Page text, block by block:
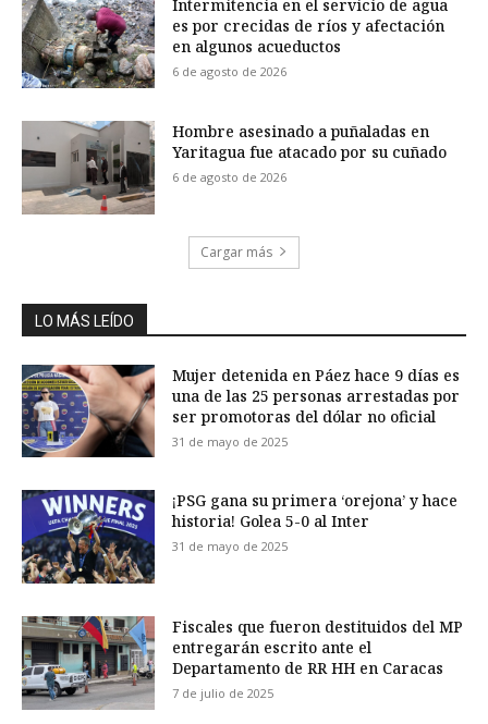
Intermitencia en el servicio de agua
es por crecidas de ríos y afectación
en algunos acueductos
6 de agosto de 2026
Hombre asesinado a puñaladas en
Yaritagua fue atacado por su cuñado
6 de agosto de 2026
Cargar más
LO MÁS LEÍDO
Mujer detenida en Páez hace 9 días es
una de las 25 personas arrestadas por
ser promotoras del dólar no oficial
31 de mayo de 2025
¡PSG gana su primera ‘orejona’ y hace
historia! Golea 5-0 al Inter
31 de mayo de 2025
Fiscales que fueron destituidos del MP
entregarán escrito ante el
Departamento de RR HH en Caracas
7 de julio de 2025